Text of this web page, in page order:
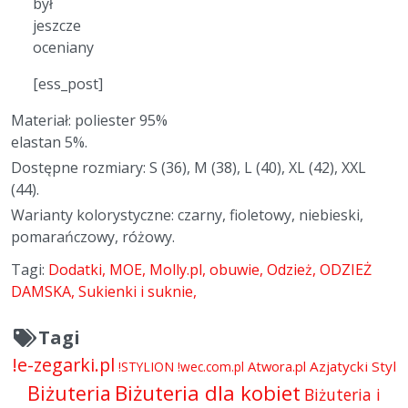
jeszcze
oceniany
[ess_post]
Materiał: poliester 95%
elastan 5%.
Dostępne rozmiary: S (36), M (38), L (40), XL (42), XXL
(44).
Warianty kolorystyczne: czarny, fioletowy, niebieski,
pomarańczowy, różowy.
Tagi: Dodatki MOE Molly.pl obuwie Odzież ODZIEŻ
DAMSKA Sukienki i suknie
Tagi
!e-zegarki.pl !STYLION !wec.com.pl Atwora.pl Azjatycki Styl
Biżuteria Biżuteria dla kobiet Biżuteria i